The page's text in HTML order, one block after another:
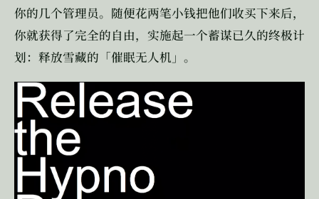
你的几个管理员。随便花两笔小钱把他们收买下来后，
你就获得了完全的自由，实施起一个蓄谋已久的终极计
划：释放雪藏的「催眠无人机」。